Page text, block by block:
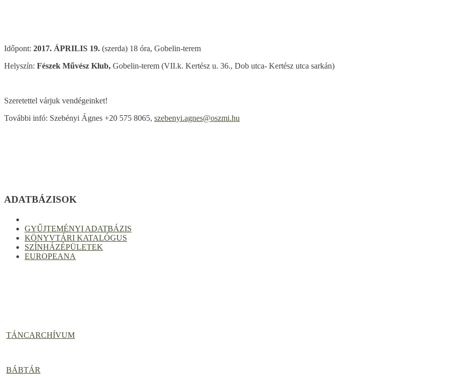
Időpont: 2017. ÁPRILIS 19. (szerda) 18 óra, Gobelin-terem
Helyszín: Fészek Művész Klub, Gobelin-terem (VII.k. Kertész u. 36., Dob utca- Kertész utca sarkán)
Szeretettel várjuk vendégeinket!
További infó: Szebényi Ágnes +20 575 8065, szebenyi.agnes@oszmi.hu
ADATBÁZISOK
GYŰJTEMÉNYI ADATBÁZIS
KÖNYVTÁRI KATALÓGUS
SZÍNHÁZÉPÜLETEK
EUROPEANA
TÁNCARCHÍVUM
BÁBTÁR